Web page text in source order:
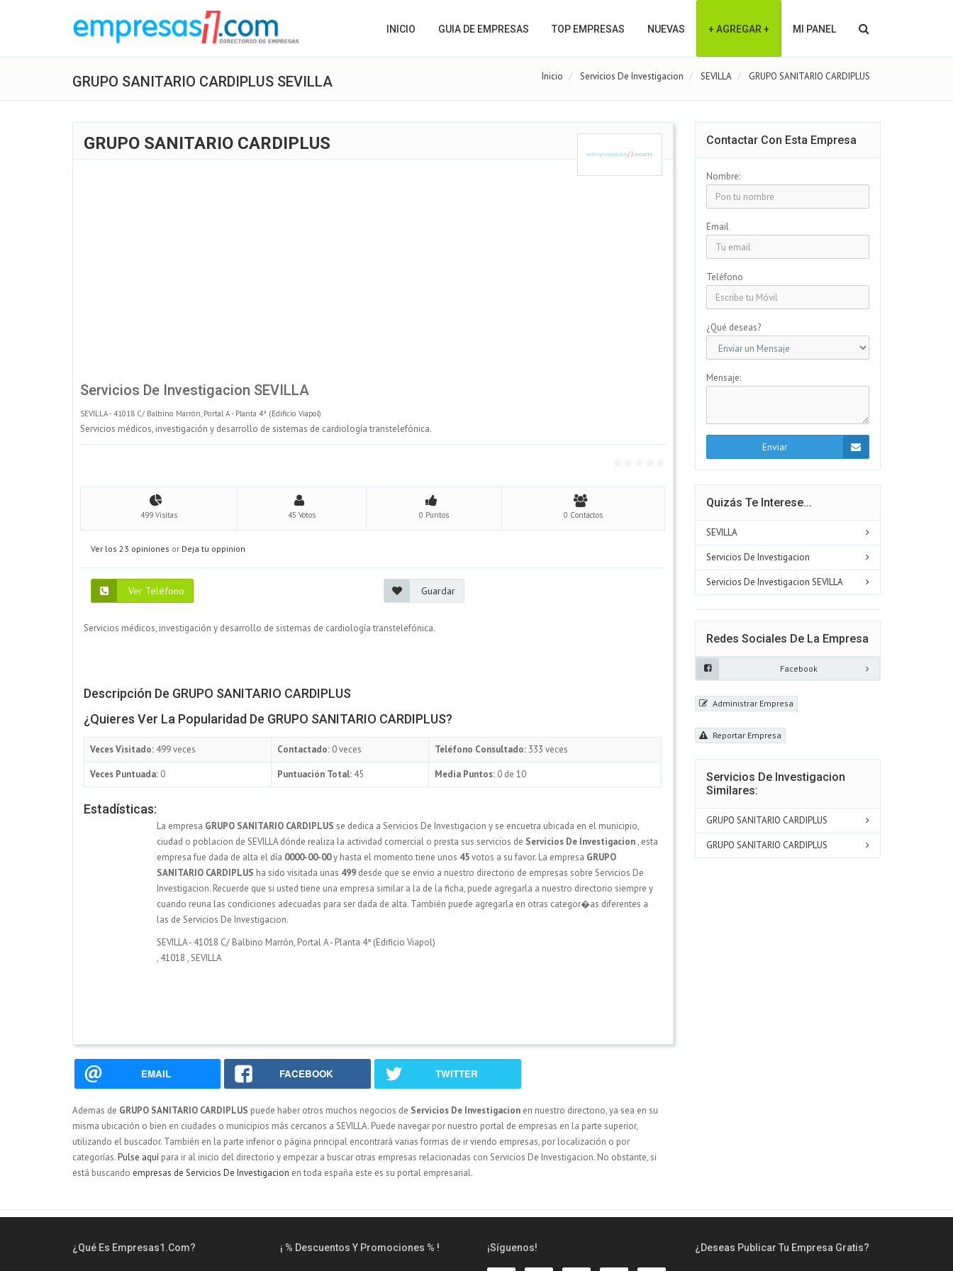
INICIO GUIA DE EMPRESAS TOP EMPRESAS NUEVAS + AGREGAR + MI PANEL
GRUPO SANITARIO CARDIPLUS SEVILLA Inicio Servicios De Investigacion SEVILLA GRUPO SANITARIO CARDIPLUS
GRUPO SANITARIO CARDIPLUS
Servicios De Investigacion SEVILLA
SEVILLA - 41018 C/ Balbino Marrón, Portal A - Planta 4ª (Edificio Viapol)
Servicios médicos, investigación y desarrollo de sistemas de cardiología transtelefónica.
499 Visitas 45 Votos 0 Puntos 0 Contactos
Ver los 23 opiniones or Deja tu oppinion
Ver Teléfono Guardar
Servicios médicos, investigación y desarrollo de sistemas de cardiología transtelefónica.
Descripción De GRUPO SANITARIO CARDIPLUS
¿Quieres Ver La Popularidad De GRUPO SANITARIO CARDIPLUS?
Veces Visitado: 499 veces Contactado: 0 veces Teléfono Consultado: 333 veces
Veces Puntuada: 0 Puntuación Total: 45 Media Puntos: 0 de 10
Estadísticas:
La empresa GRUPO SANITARIO CARDIPLUS se dedica a Servicios De Investigacion y se encuetra ubicada en el municipio,
ciudad o poblacion de SEVILLA dónde realiza la actividad comercial o presta sus servicios de Servicios De Investigacion, esta
empresa fue dada de alta el día 0000-00-00y hasta el momento tiene unos 45votos a su favor. La empresa GRUPO
SANITARIO CARDIPLUS ha sido visitada unas 499 desde que se envio a nuestro directorio de empresas sobre Servicios De
Investigacion. Recuerde que si usted tiene una empresa similar a la de la ficha, puede agregarla a nuestro directorio siempre y
cuando reuna las condiciones adecuadas para ser dada de alta. También puede agregarla en otras categor�as diferentes a
las de Servicios De Investigacion.
SEVILLA - 41018 C/ Balbino Marrón, Portal A - Planta 4ª (Edificio Viapol)
, 41018 ,SEVILLA
EMAIL FACEBOOK TWITTER
Ademas de GRUPO SANITARIO CARDIPLUS puede haber otros muchos negocios de Servicios De Investigacion en nuestro directorio, ya sea en su
misma ubicación o bien en ciudades o municipios más cercanos a SEVILLA. Puede navegar por nuestro portal de empresas en la parte superior,
utilizando el buscador. También en la parte inferior o página principal encontrará varias formas de ir viendo empresas, por localización o por
categorías.Pulse aquí para ir al inicio del directorio y empezar a buscar otras empresas relacionadas con Servicios De Investigacion. No obstante, si
está buscando empresas de Servicios De Investigacion en toda españa este es su portal empresarial.
Contactar Con Esta Empresa
Nombre:
Email
Teléfono
¿Qué deseas?
Mensaje:
Enviar
Quizás Te Interese...
SEVILLA
Servicios De Investigacion
Servicios De Investigacion SEVILLA
Redes Sociales De La Empresa
Facebook
Administrar Empresa
Reportar Empresa
Servicios De Investigacion
Similares:
GRUPO SANITARIO CARDIPLUS
GRUPO SANITARIO CARDIPLUS
¿Qué Es Empresas1.com? ¡ % Descuentos Y Promociones % ! ¡Síguenos! ¿Deseas Publicar Tu Empresa Gratis?